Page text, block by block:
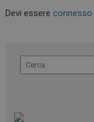
Devi essereconnesso